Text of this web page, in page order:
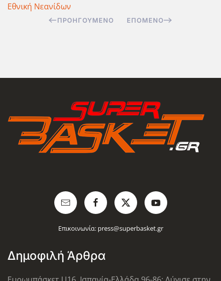
Εθνική Νεανίδων
ΠΡΟΗΓΟΎΜΕΝΟ ΕΠΌΜΕΝΟ
Επικοινωνία: press@superbasket.gr
Δημοφιλή Άρθρα